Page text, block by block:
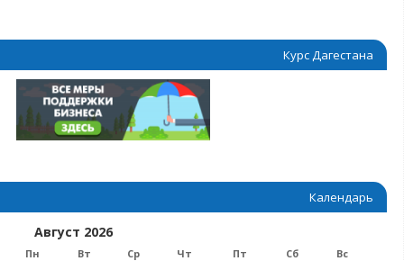
Курс Дагестана
Календарь
Август 2026
Пн Вт Ср Чт Пт Сб Вс